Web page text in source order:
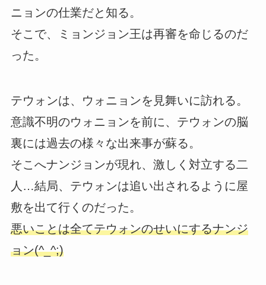
ニョンの仕業だと知る。
そこで、ミョンジョン王は再審を命じるのだ
った。
テウォンは、ウォニョンを見舞いに訪れる。
意識不明のウォニョンを前に、テウォンの脳
裏には過去の様々な出来事が蘇る。
そこへナンジョンが現れ、激しく対立する二
人…結局、テウォンは追い出されるように屋
敷を出て行くのだった。
悪いことは全てテウォンのせいにするナンジ
ョン(^_^;)